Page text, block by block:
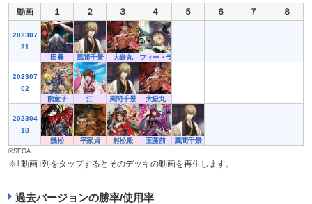
動画 １ ２ ３ ４ ５ ６ ７ ８
202307
21
田豊
風間千景 大嶽丸 フィー・ラプンツェル
202307
02
熊童子
江 風間千景 大嶽丸
202304
18
幾松
平家貞 村松殿 玉藻前 風間千景
©SEGA
※｢動画｣列をタップするとそのデッキの動画を再生します。
過去バージョンの勝率/使用率